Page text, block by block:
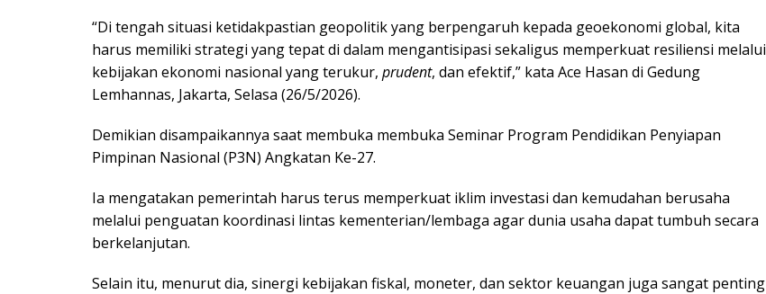
“Di tengah situasi ketidakpastian geopolitik yang berpengaruh kepada geoekonomi global, kita
harus memiliki strategi yang tepat di dalam mengantisipasi sekaligus memperkuat resiliensi melalui
kebijakan ekonomi nasional yang terukur, prudent, dan efektif,” kata Ace Hasan di Gedung
Lemhannas, Jakarta, Selasa (26/5/2026).
Demikian disampaikannya saat membuka membuka Seminar Program Pendidikan Penyiapan
Pimpinan Nasional (P3N) Angkatan Ke-27.
Ia mengatakan pemerintah harus terus memperkuat iklim investasi dan kemudahan berusaha
melalui penguatan koordinasi lintas kementerian/lembaga agar dunia usaha dapat tumbuh secara
berkelanjutan.
Selain itu, menurut dia, sinergi kebijakan fiskal, moneter, dan sektor keuangan juga sangat penting